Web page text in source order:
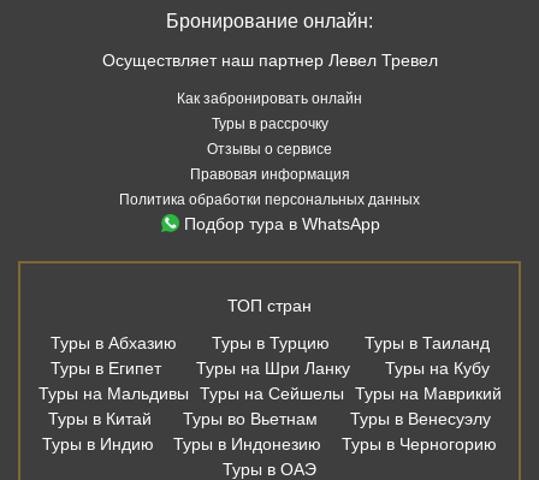
Бронирование онлайн:
Осуществляет наш партнер Левел Тревел
Как забронировать онлайн
Туры в рассрочку
Отзывы о сервисе
Правовая информация
Политика обработки персональных данных
Подбор тура в WhatsApp
ТОП стран
Туры в Абхазию
Туры в Турцию
Туры в Таиланд
Туры в Египет
Туры на Шри Ланку
Туры на Кубу
Туры на Мальдивы
Туры на Сейшелы
Туры на Маврикий
Туры в Китай
Туры во Вьетнам
Туры в Венесуэлу
Туры в Индию
Туры в Индонезию
Туры в Черногорию
Туры в ОАЭ